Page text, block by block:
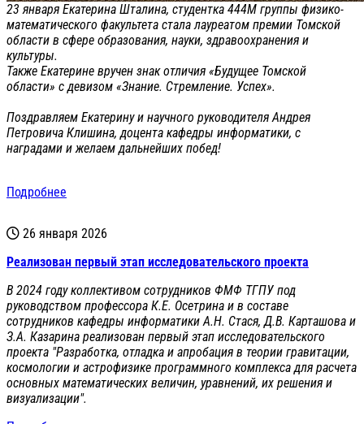
23 января Екатерина Шталина, студентка 444М группы физико-
математического факультета стала лауреатом премии Томской
области в сфере образования, науки, здравоохранения и
культуры.
Также Екатерине вручен знак отличия «Будущее Томской
области» с девизом «Знание. Стремление. Успех».
Поздравляем Екатерину и научного руководителя Андрея
Петровича Клишина, доцента кафедры информатики, с
наградами и желаем дальнейших побед!
Подробнее
26 января 2026
Реализован первый этап исследовательского проекта
В 2024 году коллективом сотрудников ФМФ ТГПУ под
руководством профессора К.Е. Осетрина и в составе
сотрудников кафедры информатики А.Н. Стася, Д.В. Карташова и
З.А. Казарина реализован первый этап исследовательского
проекта "Разработка, отладка и апробация в теории гравитации,
космологии и астрофизике программного комплекса для расчета
основных математических величин, уравнений, их решения и
визуализации".